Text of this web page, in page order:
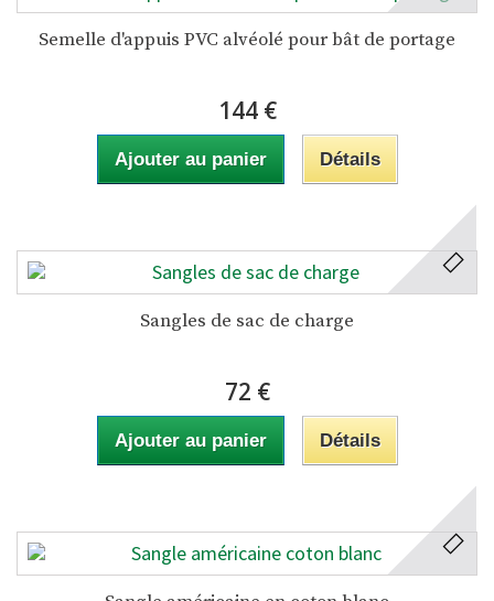
Semelle d'appuis PVC alvéolé pour bât de portage
144 €
Ajouter au panier Détails
Sangles de sac de charge
72 €
Ajouter au panier Détails